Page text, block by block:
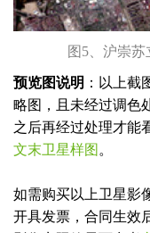
图5、沪崇
预览图说明 ：以上截
略图，且未经过调色
之后再经过处理才能
文末卫星样图 。
如需购买以上卫星影
开具发票，合同生效